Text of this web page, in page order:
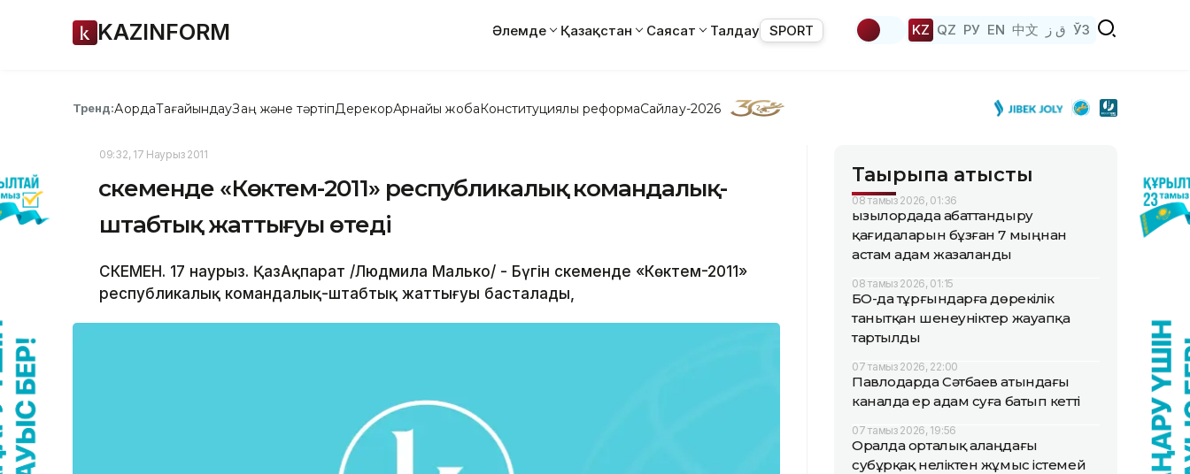
KAZINFORM Әлемде Қазақстан Саясат Талдау SPORT KZ QZ РУ EN 中文 ق ز ЎЗ
Тренд:АқордаТағайындауЗаң және тәртіпДерекқорАрнайы жобаКонституциялық реформаСайлау-2026
09:32, 17 Наурыз 2011
Өскеменде «Көктем-2011» республикалық командалық-
штабтық жаттығуы өтеді
ӨСКЕМЕН. 17 наурыз. ҚазАқпарат /Людмила Малько/ - Бүгін Өскеменде «Көктем-2011»
республикалық командалық-штабтық жаттығуы басталады,
Тақырыпқа қатысты
08 тамыз 2026, 01:36
Қызылордада абаттандыру
қағидаларын бұзған 7 мыңнан
астам адам жазаланды
08 тамыз 2026, 01:15
БҚО-да тұрғындарға дөрекілік
танытқан шенеуніктер жауапқа
тартылды
07 тамыз 2026, 22:00
Павлодарда Сәтбаев атындағы
каналда ер адам суға батып кетті
07 тамыз 2026, 19:56
Оралда орталық алаңдағы
субұрқақ неліктен жұмыс істемей